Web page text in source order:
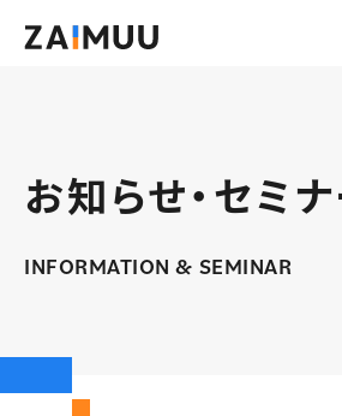
お知らせ・セミ
INFORMATION & SEMINAR